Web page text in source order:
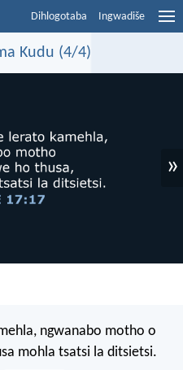
Dihlogotaba Ingwadiše
Kudu (4/4)
»
ngwanabo motho o
mohla tsatsi la ditsietsi.